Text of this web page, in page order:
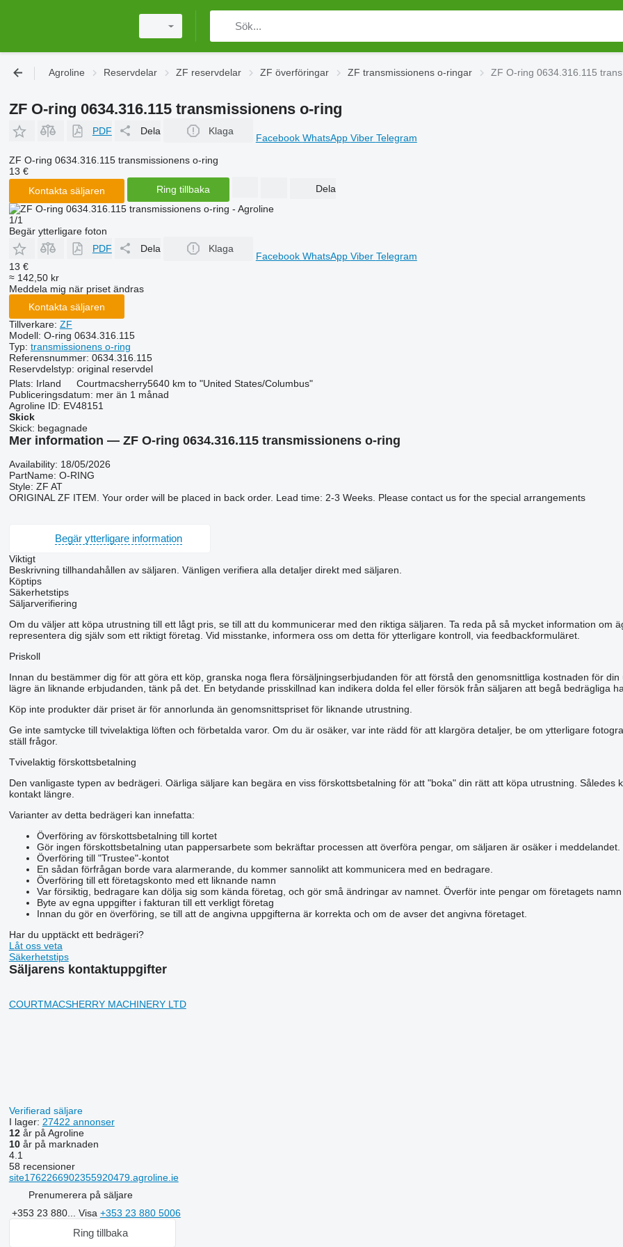
Agroline Reservdelar ZF reservdelar ZF överföringar ZF transmissionens o-ringar ZF O-ring 0634.316.115
ZF O-ring 0634.316.115 transmissionens o-ring
PDF Dela Klaga
Facebook WhatsApp Viber Telegram
ZF O-ring 0634.316.115 transmissionens o-ring
13 €
Kontakta säljaren
Ring tillbaka Dela
1/1
Begär ytterligare foton
PDF
Dela Klaga
Facebook WhatsApp Viber Telegram
13 €
≈ 142,50 kr
Meddela mig när priset ändras
Kontakta säljaren
Tillverkare: ZF
Modell: O-ring 0634.316.115
Typ: transmissionens o-ring
Referensnummer: 0634.316.115
Reservdelstyp: original reservdel
Plats: Irland Courtmacsherry5640 km to "United States/Columbus"
Publiceringsdatum: mer än 1 månad
Agroline ID: EV48151
Skick
Skick: begagnade
Mer information — ZF O-ring 0634.316.115 transmissionens o-ring
Availability: 18/05/2026
PartName: O-RING
Style: ZF AT
ORIGINAL ZF ITEM. Your order will be placed in back order. Lead time: 2-3 Weeks. Please contact us for the special arrangements
Begär ytterligare information
Viktigt
Beskrivning tillhandahållen av säljaren. Vänligen verifiera alla detaljer direkt med säljaren.
Köptips
Säkerhetstips
Säljarverifiering
Om du väljer att köpa utrustning till ett lågt pris, se till att du kommunicerar med den riktiga säljaren. Ta reda på så mycket information om
representera dig själv som ett riktigt företag. Vid misstanke, informera oss om detta för ytterligare kontroll, via feedbackformuläret.
Priskoll
Innan du bestämmer dig för att göra ett köp, granska noga flera försäljningserbjudanden för att förstå den genomsnittliga kostnaden för
lägre än liknande erbjudanden, tänk på det. En betydande prisskillnad kan indikera dolda fel eller försök från säljaren att begå bedrägliga
Köp inte produkter där priset är för annorlunda än genomsnittspriset för liknande utrustning.
Ge inte samtycke till tvivelaktiga löften och förbetalda varor. Om du är osäker, var inte rädd för att klargöra detaljer, be om ytterligare
ställ frågor.
Tvivelaktig förskottsbetalning
Den vanligaste typen av bedrägeri. Oärliga säljare kan begära en viss förskottsbetalning för att "boka" din rätt att köpa utrustning.
kontakt längre.
Varianter av detta bedrägeri kan innefatta:
Överföring av förskottsbetalning till kortet
Gör ingen förskottsbetalning utan pappersarbete som bekräftar processen att överföra pengar, om säljaren är osäker i meddelandet.
Överföring till "Trustee"-kontot
En sådan förfrågan borde vara alarmerande, du kommer sannolikt att kommunicera med en bedragare.
Överföring till ett företagskonto med ett liknande namn
Var försiktig, bedragare kan dölja sig som kända företag, och gör små ändringar av namnet. Överför inte pengar om företagets
Byte av egna uppgifter i fakturan till ett verkligt företag
Innan du gör en överföring, se till att de angivna uppgifterna är korrekta och om de avser det angivna företaget.
Har du upptäckt ett bedrägeri?
Låt oss veta
Säkerhetstips
Säljarens kontaktuppgifter
COURTMACSHERRY MACHINERY LTD
Verifierad säljare
I lager: 27422 annonser
12år på Agroline
10år på marknaden
4.1
58 recensioner
site1762266902355920479.agroline.ie
Prenumerera på säljare
+353 23 880... Visa +353 23 880 5006
Ring tillbaka